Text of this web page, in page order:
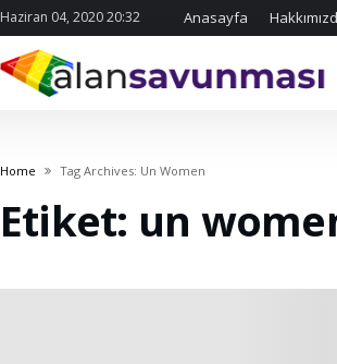
Haziran 04, 2020 20:32 Anasayfa
Home Tag Archives: Un Women
Etiket: un